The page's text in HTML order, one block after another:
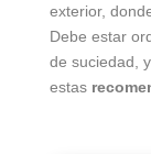
exterior,
Debe estar
de suciedad,
estas